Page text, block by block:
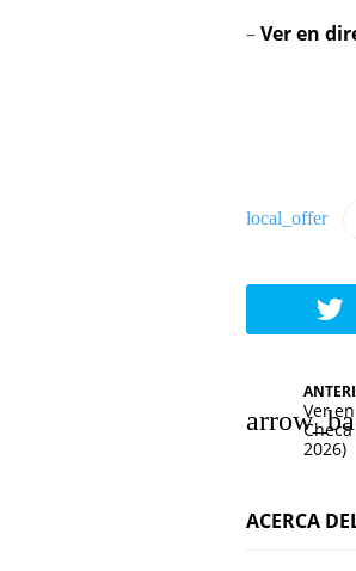
–Ver en
a
e
Ver
2026)
ACERCA